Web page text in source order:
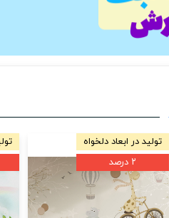
تولید در ابعاد دلخواه